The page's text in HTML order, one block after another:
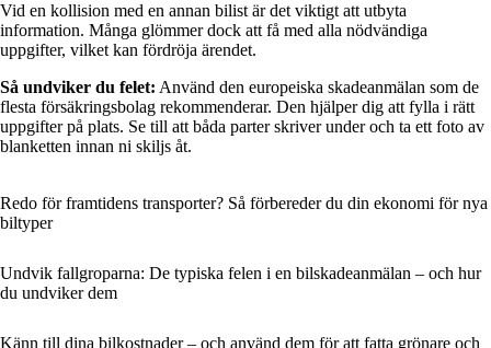
Vid en kollision med en annan bilist är det viktigt att utbyta
information. Många glömmer dock att få med alla nödvändiga
uppgifter, vilket kan fördröja ärendet.
Så undviker du felet: Använd den europeiska skadeanmälan som de
flesta försäkringsbolag rekommenderar. Den hjälper dig att fylla i rätt
uppgifter på plats. Se till att båda parter skriver under och ta ett foto av
blanketten innan ni skiljs åt.
Redo för framtidens transporter? Så förbereder du din ekonomi för nya
biltyper
Undvik fallgroparna: De typiska felen i en bilskadeanmälan – och hur
du undviker dem
Känn till dina bilkostnader – och använd dem för att fatta grönare och